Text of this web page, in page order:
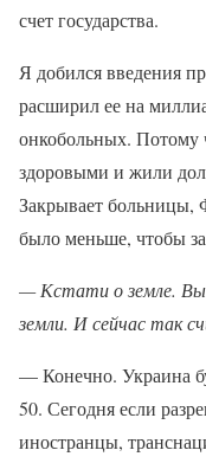
счет государства.
Я добился введения
расширил ее на
онкобольных. Потому
здоровыми и жили
Закрывает
было меньше, чтобы
— Кстати о земле. Вы
земли. И сейчас так
— Конечно. Украина
50. Сегодня если
иностранцы,